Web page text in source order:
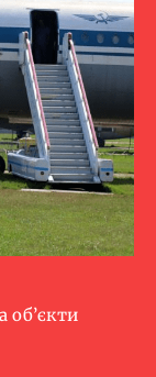
об’єкти